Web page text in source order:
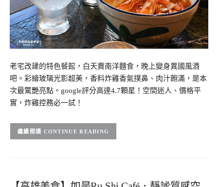
老宅改建的特色餐館，白天賣南洋麵食，晚上變身異國風酒
吧。彩繪玻璃光影超美，香料炸雞香氣撲鼻、肉汁飽滿，是本
次最驚艷亮點。google評分高達4.7顆星！空間迷人、價格平
實，炸雞控務必一試！
CONTINUE READING